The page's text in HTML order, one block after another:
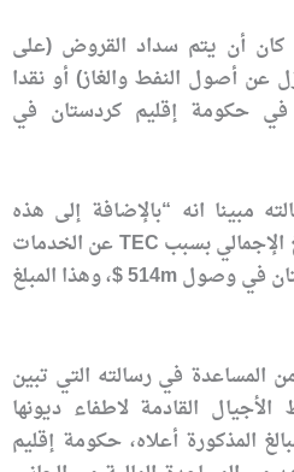
كان أن يتم سداد القروض (على
عن أصول النفط والغاز) أو نقدا
في حكومة إقليم كردستان في
مبينا انه “بالإضافة إلى هذه
القروض، فان هناك الآن المبلغ الإجمالي بسبب TEC عن الخدمات
المقدمة لحكومة إقليم كردستان في وصول 514m $، وهذا المبلغ
في رسالته التي تبين
القادمة لاطفاء ديونها
المذكورة أعلاه، حكومة إقليم